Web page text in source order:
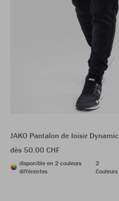
JAKO Pantalon de loisir Dynamic
dès 50.00 CHF
disponible en 2 couleurs
différentes
2
Couleurs